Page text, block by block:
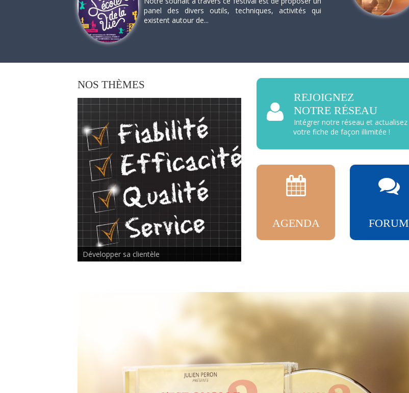
panel des divers outils, techniques, activités qui
existent autour de...
NOS THÈMES
Rencontre inter-thérapeutes
REJOIGNEZ
NOTRE RÉSEAU
Intégrer notre réseau et actualisez
votre fiche de façon illimitée !
AGENDA FORUM